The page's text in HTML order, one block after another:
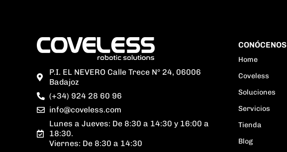
P.I. EL NEVERO Calle Trece Nº 24, 06006
Badajoz
(+34) 924 28 60 96
info@coveless.com
Lunes a Jueves: De 8:30 a 14:30 y 16:00 a
18:30.
Viernes: De 8:30 a 14:30
CONÓCENOS
Home
Coveless
Soluciones
Servicios
Tienda
Blog